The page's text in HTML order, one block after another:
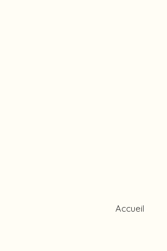
Accueil